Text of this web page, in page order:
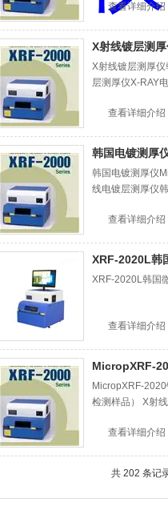
查看详细介绍
X射线镀层测
X射线镀层测厚
层测厚仪X-RAY
查看详细介绍
韩国电镀测厚
韩国电镀测厚仪
线电镀层测厚仪
查看详细介绍
XRF-2020L韩
XRF-2020L韩国
查看详细介绍
MicropXRF-
MicropXRF-
检测样品） X射
查看详细介绍
共 202 条记